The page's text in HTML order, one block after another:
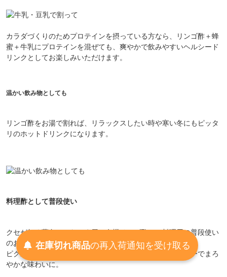
カラダづくりのためプロテインを摂っている方なら、リンゴ酢＋蜂
蜜＋牛乳にプロテインを混ぜても、爽やかで飲みやすいヘルシード
リンクとしてお楽しみいただけます。
温かい飲み物としても
リンゴ酢をお湯で割れば、リラックスしたい時や寒い冬にもピッタ
リのホットドリンクになります。
料理酢として普段使い
クセが無く薄色のかわしま屋の有機リンゴ酢は、料理用の普段使い
のお酢としてもオススメです。
ピクルスやマリネ、煮物などにお使い頂くと、フルーティーでまろ
やかな味わいに。
在庫切れ商品の再入荷通知を受け取る